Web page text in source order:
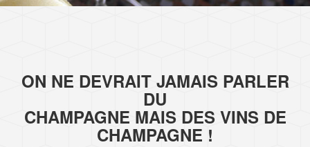
ON NE DEVRAIT JAMAIS PARLER
DU
CHAMPAGNE MAIS DES VINS DE
CHAMPAGNE !